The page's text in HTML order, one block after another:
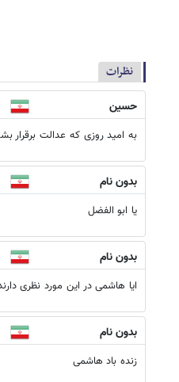
نظرات
حسین
به امید روزی که عدالت برقرار
بدون نام
یا ابو الفضل
بدون نام
ایا هاشمی در این مورد نظری
بدون نام
زنده باد هاشمی